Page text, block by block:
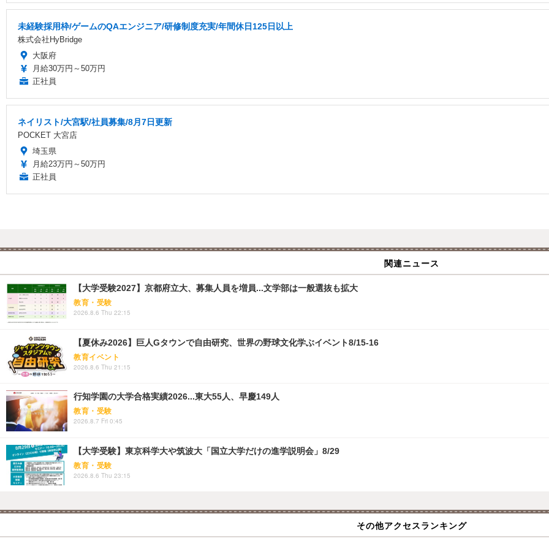
未経験採用枠/ゲームのQAエンジニア/研修制度充実/年間休日125日以上
株式会社HyBridge
大阪府
月給30万円～50万円
正社員
ネイリスト/大宮駅/社員募集/8月7日更新
POCKET 大宮店
埼玉県
月給23万円～50万円
正社員
関連ニュース
【大学受験2027】京都府立大、募集人員を増員...文学部は一般選抜も拡大
教育・受験
2026.8.6 Thu 22:15
【夏休み2026】巨人Gタウンで自由研究、世界の野球文化学ぶイベント8/15-16
教育イベント
2026.8.6 Thu 21:15
行知学園の大学合格実績2026...東大55人、早慶149人
教育・受験
2026.8.7 Fri 0:45
【大学受験】東京科学大や筑波大「国立大学だけの進学説明会」8/29
教育・受験
2026.8.6 Thu 23:15
その他アクセスランキング